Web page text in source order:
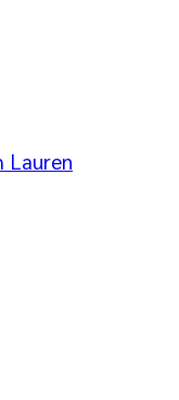
Lauren